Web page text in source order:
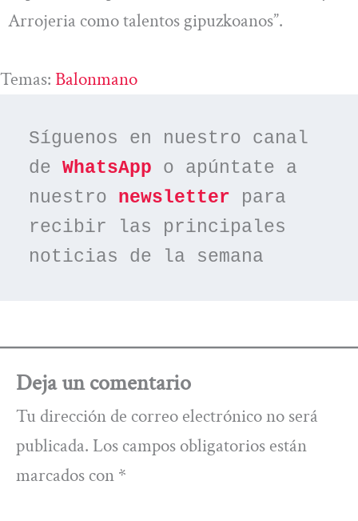
Arrojeria como talentos gipuzkoanos”.
Temas: Balonmano
Síguenos en nuestro canal
de WhatsApp o apúntate a
nuestro newsletter para
recibir las principales
noticias de la semana
Deja un comentario
Tu dirección de correo electrónico no será
publicada. Los campos obligatorios están
marcados con *